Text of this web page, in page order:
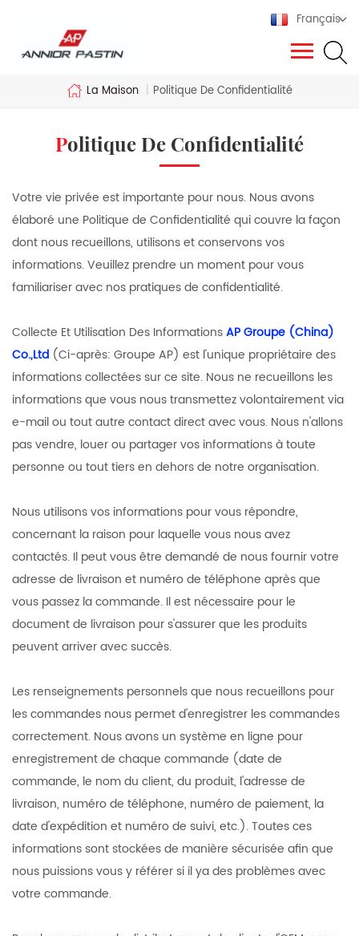
Français
La Maison | Politique De Confidentialité
Politique De Confidentialité
Votre vie privée est importante pour nous. Nous avons
élaboré une Politique de Confidentialité qui couvre la façon
dont nous recueillons, utilisons et conservons vos
informations. Veuillez prendre un moment pour vous
familiariser avec nos pratiques de confidentialité.
Collecte Et Utilisation Des InformationsAP Groupe (China)
Co.,Ltd (Ci-après: Groupe AP) est l'unique propriétaire des
informations collectées sur ce site. Nous ne recueillons les
informations que vous nous transmettez volontairement via
e-mail ou tout autre contact direct avec vous. Nous n'allons
pas vendre, louer ou partager vos informations à toute
personne ou tout tiers en dehors de notre organisation.
Nous utilisons vos informations pour vous répondre,
concernant la raison pour laquelle vous nous avez
contactés. Il peut vous être demandé de nous fournir votre
adresse de livraison et numéro de téléphone après que
vous passez la commande. Il est nécessaire pour le
document de livraison pour s'assurer que les produits
peuvent arriver avec succès.
Les renseignements personnels que nous recueillons pour
les commandes nous permet d'enregistrer les commandes
correctement. Nous avons un système en ligne pour
enregistrement de chaque commande (date de
commande, le nom du client, du produit, l'adresse de
livraison, numéro de téléphone, numéro de paiement, la
date d'expédition et numéro de suivi, etc.). Toutes ces
informations sont stockées de manière sécurisée afin que
nous puissions vous y référer si il ya des problèmes avec
votre commande.